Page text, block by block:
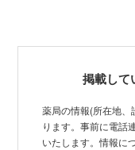
掲載して
薬局の情報(所在地
ります。事前に電話
いたします。情報に